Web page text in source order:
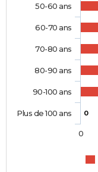
0
50-60 ans
60-70 ans
70-80 ans
80-90 ans
90-100 ans
Plus de 100 ans
0